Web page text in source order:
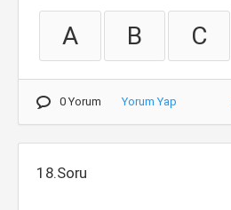
A B C
0 Yorum Yorum Yap
18.Soru